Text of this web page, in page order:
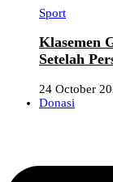
Sport
Klasemen
Setelah
24 October
Donasi